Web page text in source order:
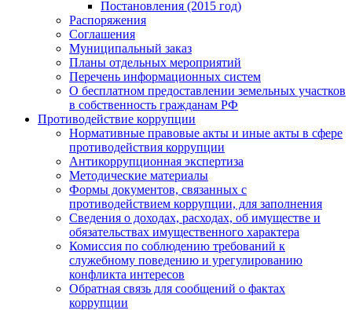
Постановления (2015 год)
Распоряжения
Соглашения
Муниципальный заказ
Планы отдельных мероприятий
Перечень информационных систем
О бесплатном предоставлении земельных участков
в собственность гражданам РФ
Противодействие коррупции
Нормативные правовые акты и иные акты в сфере
противодействия коррупции
Антикоррупционная экспертиза
Методические материалы
Формы документов, связанных с
противодействием коррупции, для заполнения
Сведения о доходах, расходах, об имуществе и
обязательствах имущественного характера
Комиссия по соблюдению требований к
служебному поведению и урегулированию
конфликта интересов
Обратная связь для сообщений о фактах
коррупции